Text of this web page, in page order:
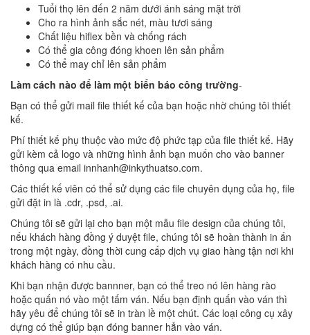
Tuổi thọ lên đến 2 năm dưới ánh sáng mặt trời
Cho ra hình ảnh sắc nét, màu tươi sáng
Chất liệu hiflex bền và chống rách
Có thể gia công đóng khoen lên sản phẩm
Có thể may chỉ lên sản phẩm
Làm cách nào để làm một biển báo công trường-
Bạn có thể gửi mail file thiết kế của bạn hoặc nhờ chúng tôi thiết
kế.
Phí thiết kế phụ thuộc vào mức độ phức tạp của file thiết kế. Hãy
gửi kèm cả logo và những hình ảnh bạn muốn cho vào banner
thông qua email innhanh@inkythuatso.com.
Các thiết kế viên có thể sử dụng các file chuyên dụng của họ, file
gửi đặt in là .cdr, .psd, .ai.
Chúng tôi sẽ gửi lại cho bạn một mẫu file design của chúng tôi,
nếu khách hàng đồng ý duyệt file, chúng tôi sẽ hoàn thành in ấn
trong một ngày, đồng thời cung cấp dịch vụ giao hàng tận nơi khi
khách hàng có nhu cầu.
Khi bạn nhận được bannner, bạn có thể treo nó lên hàng rào
hoặc quấn nó vào một tấm ván. Nếu bạn định quấn vào ván thì
hãy yêu để chúng tôi sẽ in tràn lề một chút. Các loại công cụ xây
dựng có thể giúp bạn đóng banner hẳn vào ván.